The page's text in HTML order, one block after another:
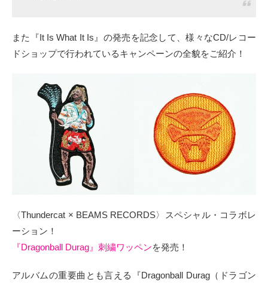
また『It Is What It Is』の発売を記念して、様々なCD/レコー
ドショップで行われているキャンペーンの全貌をご紹介！
〈Thundercat × BEAMS RECORDS〉スペシャル・コラボレ
ーション！
『Dragonball Durag』刺繍ワッペンを発売！
アルバムの重要曲とも言える『Dragonball Durag（ドラゴン